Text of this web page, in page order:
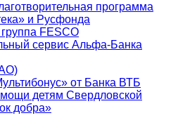
программа
и Русфонда
FESCO
сервис Альфа-Банка
от Банка ВТБ
детям Свердловской
добра»